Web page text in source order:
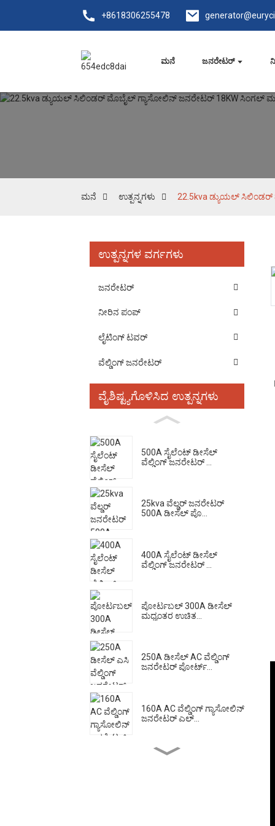
+8618306255478
ಮನೆ ಜನರೇಟರ್
ಮನೆ ಉತ್ಪನ್ನಗಳು 22.5kva ಡ್ಯುಯಲ್ ಸಿಲಿಂಡರ್
ಉತ್ಪನ್ನಗಳ ವರ್ಗಗಳು
ಜನರೇಟರ್
ನೀರಿನ ಪಂಪ್
ಲೈಟಿಂಗ್ ಟವರ್
ವೆಲ್ಡಿಂಗ್ ಜನರೇಟರ್
ವೈಶಿಷ್ಟ್ಯಗೊಳಿಸಿದ ಉತ್ಪನ್ನಗಳು
500A ಸೈಲೆಂಟ್ ಡೀಸೆಲ್
ವೆಲ್ಡಿಂಗ್ ಜನರೇಟರ್ ...
25kva ವೆಲ್ಡರ್ ಜನರೇಟರ್
500A ಡೀಸೆಲ್ ಪೊ...
400A ಸೈಲೆಂಟ್ ಡೀಸೆಲ್
ವೆಲ್ಡಿಂಗ್ ಜನರೇಟರ್ ...
ಪೋರ್ಟಬಲ್ 300A ಡೀಸೆಲ್
ಮಧ್ಯಂತರ ಉಚಿತ...
250A ಡೀಸೆಲ್ AC ವೆಲ್ಡಿಂಗ್
ಜನರೇಟರ್ ಪೋರ್ಟ್...
160A AC ವೆಲ್ಡಿಂಗ್ ಗ್ಯಾಸೋಲಿನ್
ಜನರೇಟರ್ ಎಲ್...